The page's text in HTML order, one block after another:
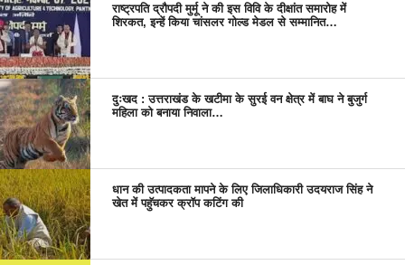
राष्ट्रपति द्रौपदी मुर्मू ने की इस विवि के दीक्षांत समारोह में
शिरकत, इन्हें किया चांसलर गोल्ड मेडल से सम्मानित…
दुःखद : उत्तराखंड के खटीमा के सुरई वन क्षेत्र में बाघ ने बुजुर्ग
महिला को बनाया निवाला…
धान की उत्पादकता मापने के लिए जिलाधिकारी उदयराज सिंह ने
खेत में पहुॅचकर क्रॉप कटिंग की